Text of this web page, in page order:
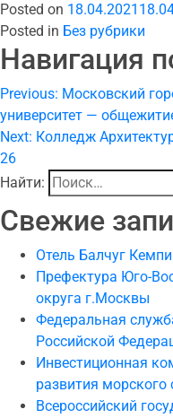
Posted on 18.04.2021
Posted in Без рубрики
Навигация
Previous: Московский
университет —
Next: Колледж
26
Найти:
Свежие
Отель Балчуг
Префектура Юго-
округа г.Москвы
Федеральная
Российской
Инвестиционная
развития морского
Всероссийский